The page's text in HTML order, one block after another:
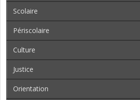
Scolaire
Périscolaire
Culture
Justice
Orientation